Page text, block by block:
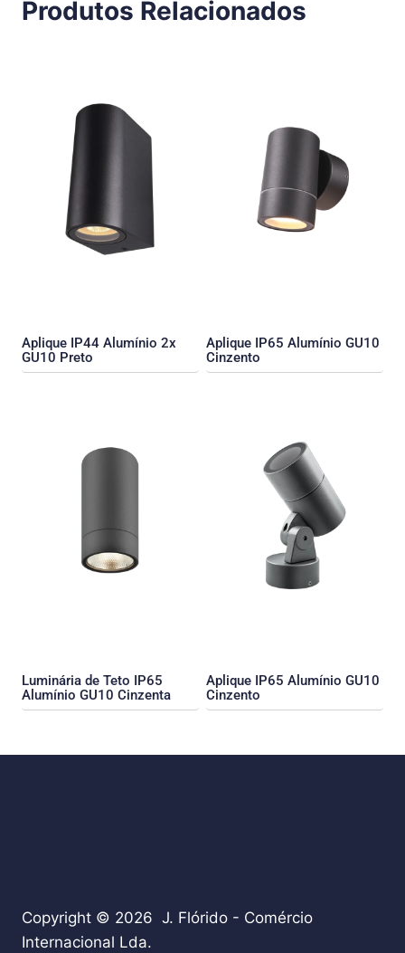
Produtos Relacionados
Aplique IP44 Alumínio 2x
GU10 Preto
Aplique IP65 Alumínio GU10
Cinzento
Luminária de Teto IP65
Alumínio GU10 Cinzenta
Aplique IP65 Alumínio GU10
Cinzento
Copyright © 2026 J. Flórido - Comércio
Internacional Lda.